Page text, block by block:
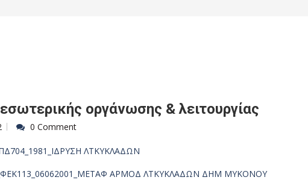
οργάνωσης & λειτουργίας
0 Comment
ΛΤΚΥΚΛΑΔΩΝ
ΑΡΜΟΔ ΛΤΚΥΚΛΑΔΩΝ ΔΗΜ ΜΥΚΟΝΟΥ